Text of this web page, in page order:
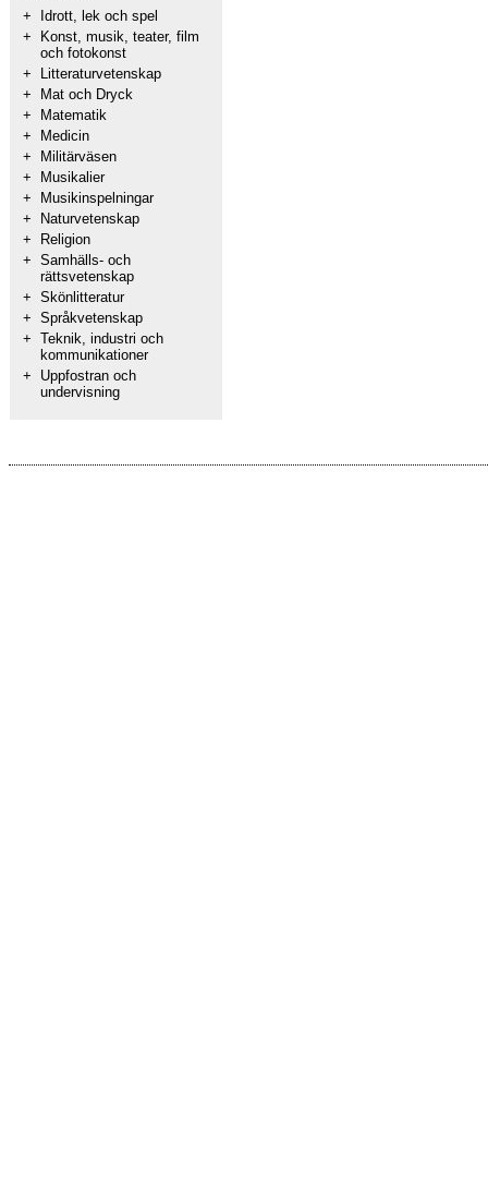
+
Idrott, lek och spel
+
Konst, musik, teater, film
och fotokonst
+
Litteraturvetenskap
+
Mat och Dryck
+
Matematik
+
Medicin
+
Militärväsen
+
Musikalier
+
Musikinspelningar
+
Naturvetenskap
+
Religion
+ Samhälls- och
rättsvetenskap
+ Skönlitteratur
+ Språkvetenskap
+ Teknik, industri och
kommunikationer
+
Uppfostran och
undervisning